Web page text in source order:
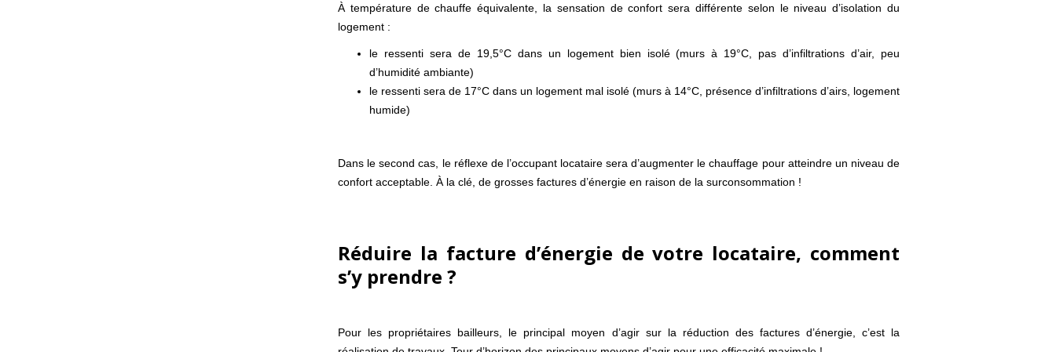
À température de chauffe équivalente, la sensation de confort sera différente selon le niveau d’isolation du
logement :
le ressenti sera de 19,5°C dans un logement bien isolé (murs à 19°C, pas d’infiltrations d’air, peu
d’humidité ambiante)
le ressenti sera de 17°C dans un logement mal isolé (murs à 14°C, présence d’infiltrations d’airs, logement
humide)
Dans le second cas, le réflexe de l’occupant locataire sera d’augmenter le chauffage pour atteindre un niveau de
confort acceptable. À la clé, de grosses factures d’énergie en raison de la surconsommation !
Réduire la facture d’énergie de votre locataire, comment
s’y prendre ?
Pour les propriétaires bailleurs, le principal moyen d’agir sur la réduction des factures d’énergie, c’est la